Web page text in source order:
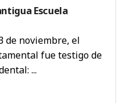
Escuela
de noviembre, el
fue testigo de
...